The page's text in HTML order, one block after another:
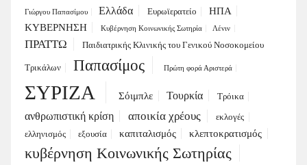
Γιώργου Παπασίμου Ελλάδα Ευρωϊερατείο
ΗΠΑ
ΚΥΒΕΡΝΗΣΗ
Κυβέρνηση Κοινωνικής Σωτηρία Λένιν
ΠΡΑΤΤΩ Παιδιατρικής Κλινικής του Γενικού Νοσοκομείου
Τρικάλων Παπασίμος Πρώτη φορά Αριστερά
ΣΥΡΙΖΑ Σόιμπλε Τουρκία Τρόικα
ανθρωπιστική κρίση αποικία χρέους
εκλογές
ελληνισμός
εξουσία καπιταλισμός κλεπτοκρατισμός
κυβέρνηση Κοινωνικής Σωτηρίας